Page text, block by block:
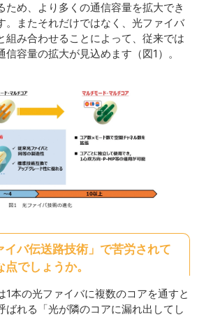
ため、より多くの通信容量を拡大でき
。またそれだけではなく、光ファイバ
組み合わせることによって、従来では
容量の拡大が見込めます（図1）。
バ伝送路技術」で苦労されて
でしょうか。
1本の光ファイバに複数のコアを通すと
ばれる「光が隣のコアに漏れ出してし